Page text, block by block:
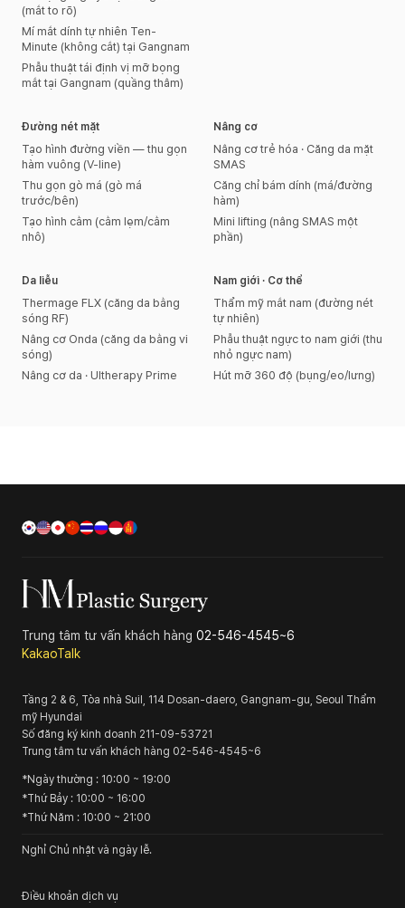
(mắt to rõ)
Mí mắt dính tự nhiên Ten-
Minute (không cắt) tại Gangnam
Phẫu thuật tái định vị mỡ bọng
mắt tại Gangnam (quầng thâm)
Đường nét mặt
Tạo hình đường viền — thu gọn
hàm vuông (V-line)
Thu gọn gò má (gò má
trước/bên)
Tạo hình cằm (cằm lẹm/cằm
nhô)
Nâng cơ
Nâng cơ trẻ hóa · Căng da mặt
SMAS
Căng chỉ bám dính (má/đường
hàm)
Mini lifting (nâng SMAS một
phần)
Da liễu
Thermage FLX (căng da bằng
sóng RF)
Nâng cơ Onda (căng da bằng vi
sóng)
Nâng cơ da · Ultherapy Prime
Nam giới · Cơ thể
Thẩm mỹ mắt nam (đường nét
tự nhiên)
Phẫu thuật ngực to nam giới (thu
nhỏ ngực nam)
Hút mỡ 360 độ (bụng/eo/lưng)
Trung tâm tư vấn khách hàng 02-546-4545~6
KakaoTalk
Tầng 2 & 6, Tòa nhà Suil, 114 Dosan-daero, Gangnam-gu, Seoul Thẩm
mỹ Hyundai
Số đăng ký kinh doanh 211-09-53721
Trung tâm tư vấn khách hàng 02-546-4545~6
*Ngày thường : 10:00 ~ 19:00
*Thứ Bảy : 10:00 ~ 16:00
*Thứ Năm : 10:00 ~ 21:00
Nghỉ Chủ nhật và ngày lễ.
Điều khoản dịch vụ